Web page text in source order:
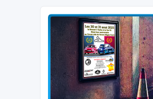
Clio V6 Passion
Le site français des passionnés de Clio V6